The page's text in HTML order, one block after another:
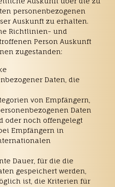
personenbezogenen
Auskunft zu erhalten.
Richtlinien- und
Person Auskunft
zugestanden:
Daten, die
von Empfängern,
Daten
oder noch offengelegt
Empfängern in
Dauer, für die die
gespeichert werden,
ist, die Kriterien für